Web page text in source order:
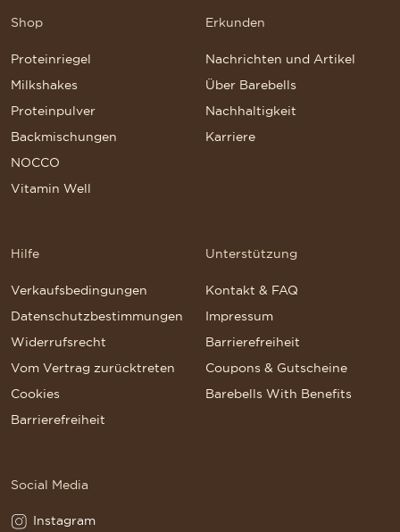
Shop
Proteinriegel
Milkshakes
Proteinpulver
Backmischungen
NOCCO
Vitamin Well
Erkunden
Nachrichten und Artikel
Über Barebells
Nachhaltigkeit
Karriere
Hilfe
Verkaufsbedingungen
Datenschutzbestimmungen
Widerrufsrecht
Vom Vertrag zurücktreten
Cookies
Barrierefreiheit
Unterstützung
Kontakt & FAQ
Impressum
Barrierefreiheit
Coupons & Gutscheine
Barebells With Benefits
Social Media
Instagram(Opens in a new tab)
Instagram